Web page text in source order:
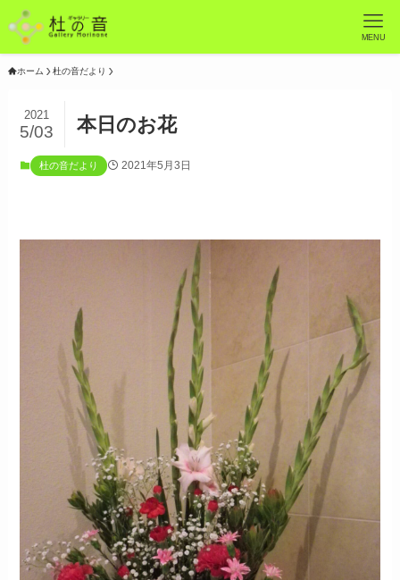
MENU
ホーム 杜の音だより
本日のお花
2021
5/03
杜の音だより 2021年5月3日